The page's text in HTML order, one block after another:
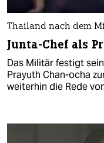
Thailand nach dem
Junta-Chef als
Das Militär festigt
Prayuth Chan-ocha
weiterhin die Rede